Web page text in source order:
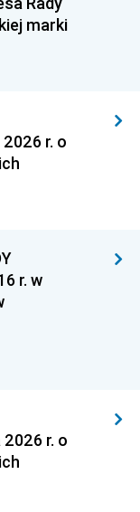
marki
2026 r. o
r. w
2026 r. o